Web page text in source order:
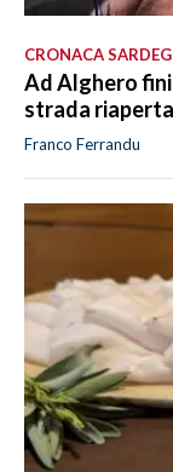
CRONACA
Ad Alghero
strada riaperta
Franco Ferrandu